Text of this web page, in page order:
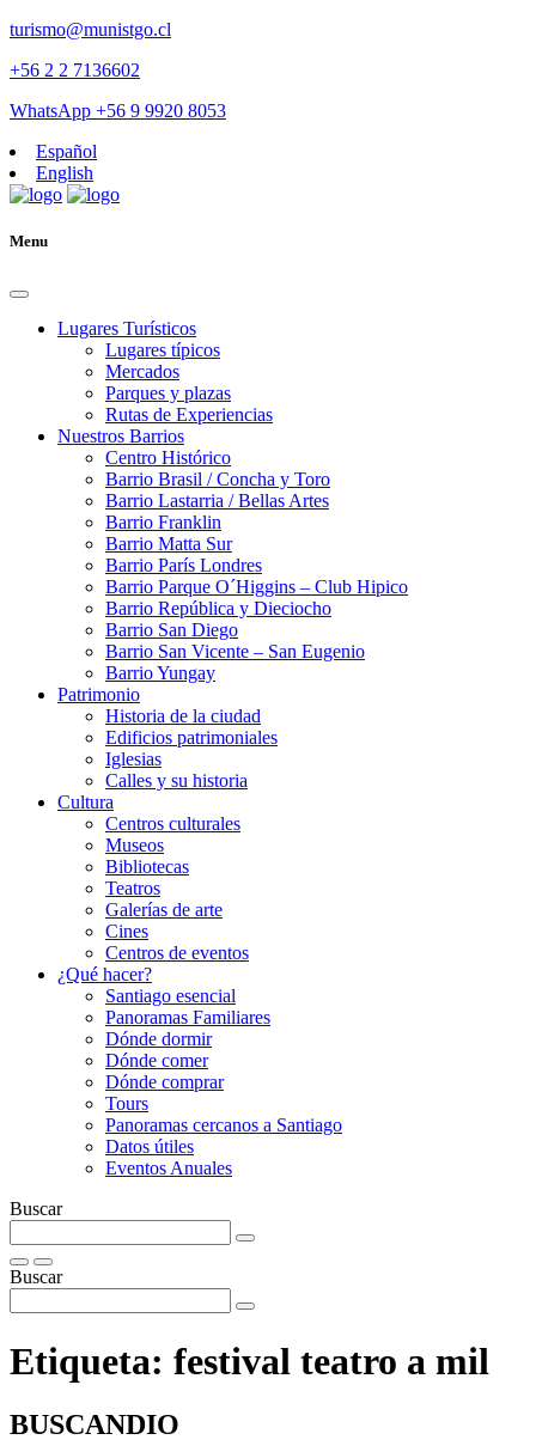
turismo@munistgo.cl
+56 2 2 7136602
WhatsApp +56 9 9920 8053
Español
English
Menu
Lugares Turísticos
Lugares tí­picos
Mercados
Parques y plazas
Rutas de Experiencias
Nuestros Barrios
Centro Histórico
Barrio Brasil / Concha y Toro
Barrio Lastarria / Bellas Artes
Barrio Franklin
Barrio Matta Sur
Barrio Parí­s Londres
Barrio Parque O´Higgins – Club Hipico
Barrio República y Dieciocho
Barrio San Diego
Barrio San Vicente – San Eugenio
Barrio Yungay
Patrimonio
Historia de la ciudad
Edificios patrimoniales
Iglesias
Calles y su historia
Cultura
Centros culturales
Museos
Bibliotecas
Teatros
Galerí­as de arte
Cines
Centros de eventos
¿Qué hacer?
Santiago esencial
Panoramas Familiares
Dónde dormir
Dónde comer
Dónde comprar
Tours
Panoramas cercanos a Santiago
Datos útiles
Eventos Anuales
Buscar
Buscar
Etiqueta: festival teatro a mil
BUSCANDIO